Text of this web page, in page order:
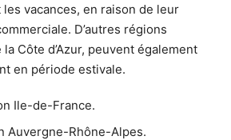
vacances, en raison de leur
D’autres régions
Côte d’Azur, peuvent également
en période estivale.
Ile-de-France.
Auvergne-Rhône-Alpes.